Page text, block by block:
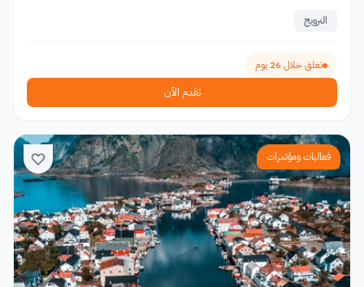
النرويج
تغلق خلال 26 يوم
تقدم الآن
فعاليات ومؤتمرات